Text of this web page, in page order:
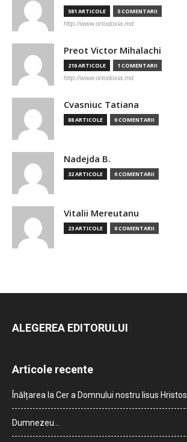
581 ARTICOLE 5 COMENTARII
http://www.ortodoxia.md
Preot Victor Mihalachi
210 ARTICOLE 1 COMENTARII
http://www.ortodoxia.md
Cvasniuc Tatiana
88 ARTICOLE 0 COMENTARII
Nadejda B.
32 ARTICOLE 0 COMENTARII
Vitalii Mereutanu
23 ARTICOLE 0 COMENTARII
ALEGEREA EDITORULUI
Articole recente
Înălțarea la Cer a Domnului nostru Iisus Hristos
Dumnezeu…